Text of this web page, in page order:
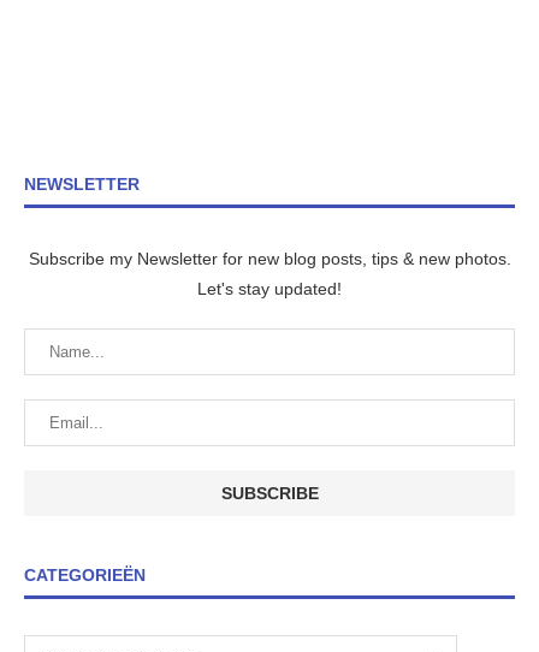
NEWSLETTER
Subscribe my Newsletter for new blog posts, tips & new photos.
Let's stay updated!
CATEGORIEËN